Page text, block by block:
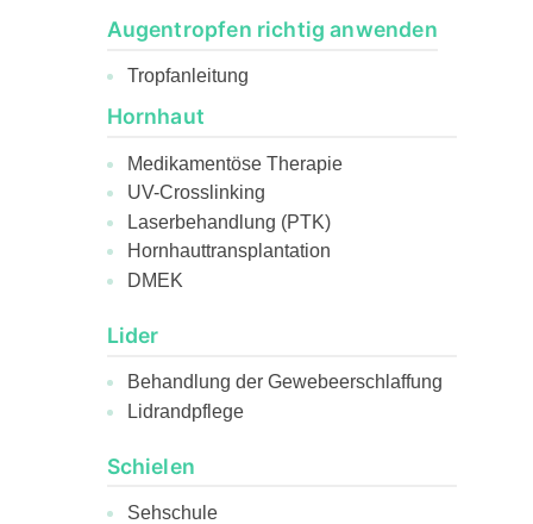
Augentropfen richtig anwenden
Tropfanleitung
Hornhaut
Medikamentöse Therapie
UV-Crosslinking
Laserbehandlung (PTK)
Hornhauttransplantation
DMEK
Lider
Behandlung der Gewebeerschlaffung
Lidrandpflege
Schielen
Sehschule